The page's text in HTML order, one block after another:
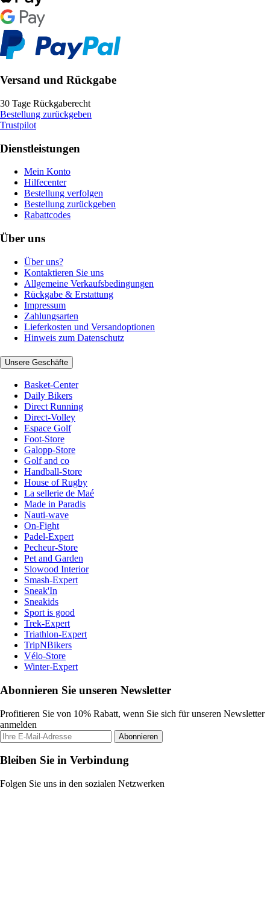
Versand und Rückgabe
30 Tage Rückgaberecht
Bestellung zurückgeben
Trustpilot
Dienstleistungen
Mein Konto
Hilfecenter
Bestellung verfolgen
Bestellung zurückgeben
Rabattcodes
Über uns
Über uns?
Kontaktieren Sie uns
Allgemeine Verkaufsbedingungen
Rückgabe & Erstattung
Impressum
Zahlungsarten
Lieferkosten und Versandoptionen
Hinweis zum Datenschutz
Unsere Geschäfte
Basket-Center
Daily Bikers
Direct Running
Direct-Volley
Espace Golf
Foot-Store
Galopp-Store
Golf and co
Handball-Store
House of Rugby
La sellerie de Maé
Made in Paradis
Nauti-wave
On-Fight
Padel-Expert
Pecheur-Store
Pet and Garden
Slowood Interior
Smash-Expert
Sneak'In
Sneakids
Sport is good
Trek-Expert
Triathlon-Expert
TripNBikers
Vélo-Store
Winter-Expert
Abonnieren Sie unseren Newsletter
Profitieren Sie von 10% Rabatt, wenn Sie sich für unseren Newsletter
anmelden
Abonnieren
Bleiben Sie in Verbindung
Folgen Sie uns in den sozialen Netzwerken